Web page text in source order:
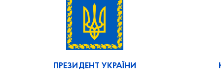
ПРЕЗИДЕНТ УКРАЇНИ